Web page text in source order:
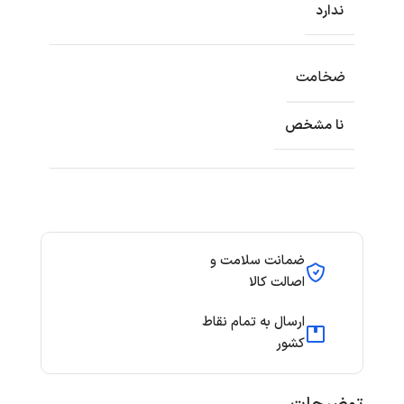
ضمانت سلامت و
اصالت کالا
ارسال به تمام نقاط
کشور
ندارد
ضخامت
نا مشخص